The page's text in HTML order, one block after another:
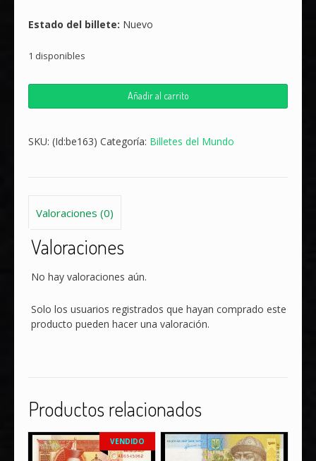
Estado del billete: Nuevo
1 disponibles
Honduras
Lempira
Añadir al carrito
SKU: (Id:be163) Categoría: Billetes del Mundo
Valoraciones (0)
Valoraciones
No hay valoraciones aún.
Solo los usuarios registrados que hayan comprado este
producto pueden hacer una valoración.
Productos relacionados
VENDIDO